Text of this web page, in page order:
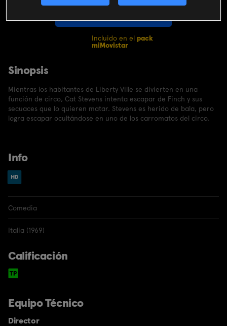
Incluido en el pack
miMovistar
Sinopsis
Mientras los habitantes de Liberty Ville se divierten en una
función de circo, Cat Stevens intenta escapar de Finch y sus
secuaces que lo quieren matar. Stevens es herido de bala, pero
logra escapar ocultándose en uno de los carromatos del circo.
Info
Comedia
Italia (1969)
Calificación
Equipo Técnico
Director